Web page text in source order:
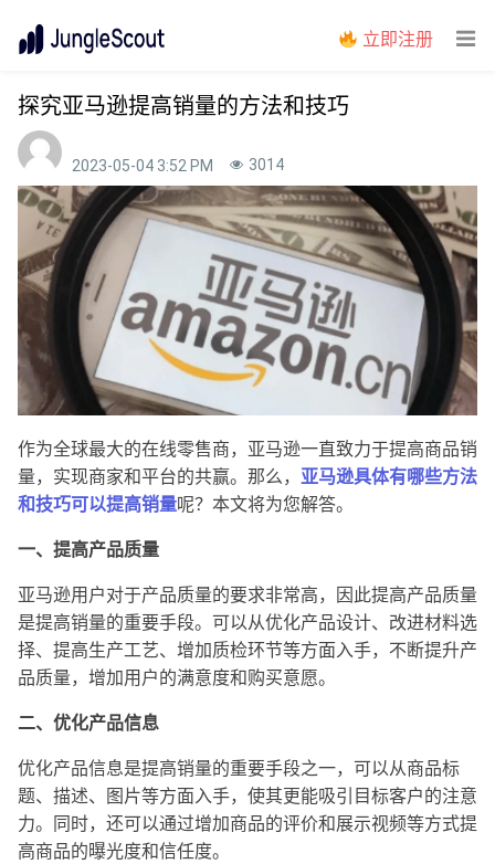
立即注册
探究亚马逊提高销量的方法和技巧
2023-05-04 3:52 PM 3014
作为全球最大的在线零售商，亚马逊一直致力于提高商品销
量，实现商家和平台的共赢。那么， 亚马逊具体有哪些方法
和技巧可以提高销量呢？本文将为您解答。
一、提高产品质量
亚马逊用户对于产品质量的要求非常高，因此提高产品质量
是提高销量的重要手段。可以从优化产品设计、改进材料选
择、提高生产工艺、增加质检环节等方面入手，不断提升产
品质量，增加用户的满意度和购买意愿。
二、优化产品信息
优化产品信息是提高销量的重要手段之一，可以从商品标
题、描述、图片等方面入手，使其更能吸引目标客户的注意
力。同时，还可以通过增加商品的评价和展示视频等方式提
高商品的曝光度和信任度。